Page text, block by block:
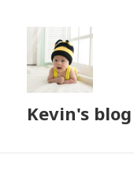
Kevin's blog